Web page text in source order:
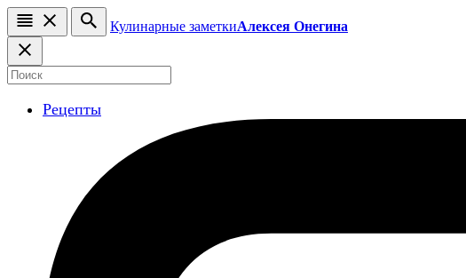
Кулинарные заметкиАлексея Онегина
Рецепты